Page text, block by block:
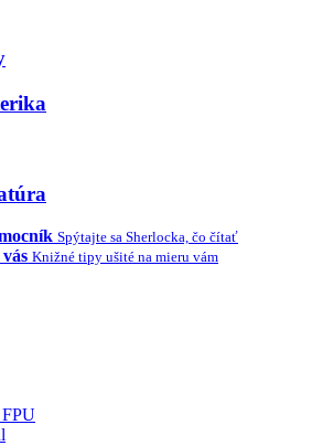
Spýtajte sa Sherlocka, čo čítať
Knižné tipy ušité na mieru vám